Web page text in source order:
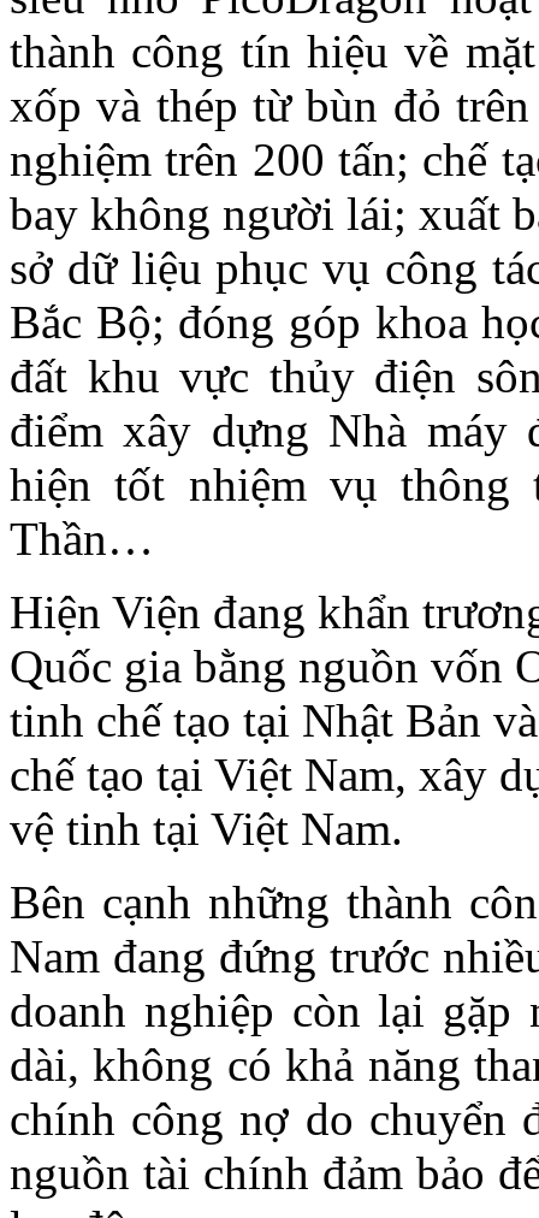
thành công tín hiệu về
xốp và thép từ bùn đỏ
nghiệm trên 200 tấn; chế
bay không người lái; xuất
sở dữ liệu phục vụ công
Bắc Bộ; đóng góp khoa
đất khu vực thủy điện
điểm xây dựng Nhà máy
hiện tốt nhiệm vụ thông
Thần…
Hiện Viện đang khẩn
Quốc gia bằng nguồn vốn
tinh chế tạo tại Nhật Bản
chế tạo tại Việt Nam, xây
vệ tinh tại Việt Nam.
Bên cạnh những thành
Nam đang đứng trước
doanh nghiệp còn lại
dài, không có khả năng
chính công nợ do chuyển
nguồn tài chính đảm bảo